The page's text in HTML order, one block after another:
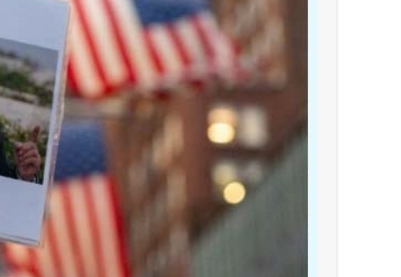
أخبار صيدا المهندس محمد دندشلي : صيدا 2027 : فلنجعلها قصة يرويها لبنان تؤسس للمستقبل لا سنة نحتفل بها ثم نطويها
أخبار صيدا طنبوريت -قضاء صيدا تفتتح مهرجاناتها الصيفية بدعوة من بلديتها الخميس ٦-٨-٢٠٢٦ مع
الطقس غدا صيفي معتاد والحرارة ضمن
أخبار لبنان إنفجار مرفأ أم إنفجار دولة؟... كيف نحمي
راتب النائب من 3 آلاف إلى 5 آلاف دولار شهرياً... فكيف أقرّت الزيادة؟